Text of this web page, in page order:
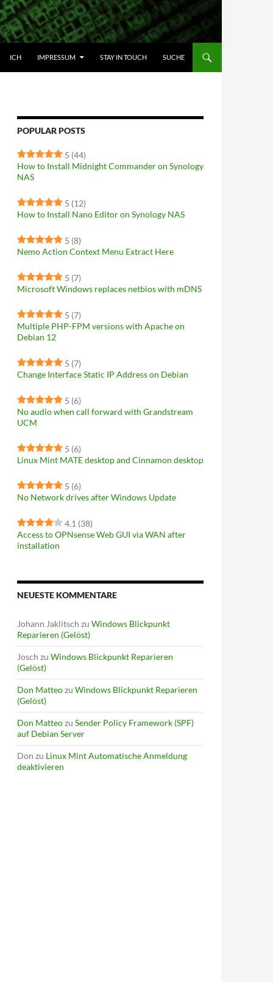
ICH
IMPRESSUM STAY IN TOUCH SUCHE
POPULAR POSTS
5 (44)
How to Install Midnight Commander on Synology
NAS
5 (12)
How to Install Nano Editor on Synology NAS
5 (8)
Nemo Action Context Menu Extract Here
5 (7)
Microsoft Windows replaces netbios with mDNS
5 (7)
Multiple PHP-FPM versions with Apache on
Debian 12
5 (7)
Change Interface Static IP Address on Debian
5 (6)
No audio when call forward with Grandstream
UCM
5 (6)
Linux Mint MATE desktop and Cinnamon desktop
5 (6)
No Network drives after Windows Update
4.1 (38)
Access to OPNsense Web GUI via WAN after
installation
NEUESTE KOMMENTARE
Johann Jaklitsch zu Windows Blickpunkt
Reparieren (Gelöst)
Josch zu Windows Blickpunkt Reparieren
(Gelöst)
Don Matteozu Windows Blickpunkt Reparieren
(Gelöst)
Don Matteozu Sender Policy Framework (SPF)
auf Debian Server
Don zu Linux Mint Automatische Anmeldung
deaktivieren